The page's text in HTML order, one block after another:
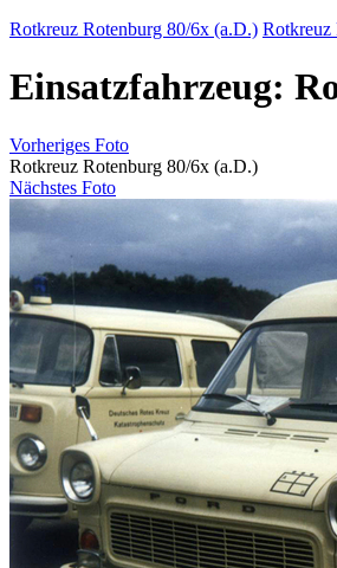
Rotkreuz Rotenburg 80/6x (a.D.) Rotkreuz
Einsatzfahrzeug:
Vorheriges Foto
Rotkreuz Rotenburg 80/6x (a.D.)
Nächstes Foto